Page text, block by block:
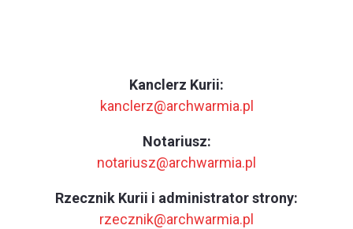
Kanclerz Kurii:
kanclerz@archwarmia.pl
Notariusz:
notariusz@archwarmia.pl
Rzecznik Kurii i administrator strony:
rzecznik@archwarmia.pl